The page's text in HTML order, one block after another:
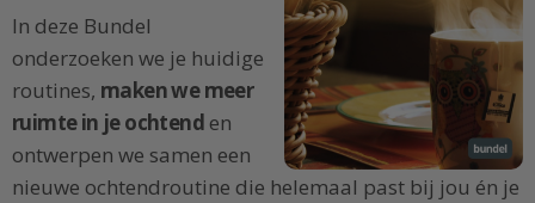
In deze Bundel
onderzoeken we je huidige
routines, maken we meer
ruimte in je ochtend en
ontwerpen we samen een
nieuwe ochtendroutine die helemaal past bij jou én je